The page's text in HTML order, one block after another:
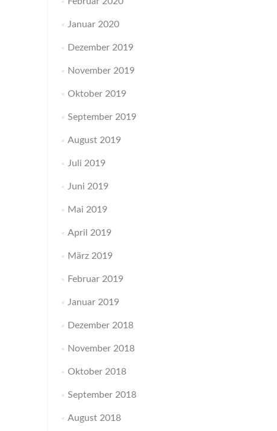
Januar 2020
Dezember 2019
November 2019
Oktober 2019
September 2019
August 2019
Juli 2019
Juni 2019
Mai 2019
April 2019
März 2019
Februar 2019
Januar 2019
Dezember 2018
November 2018
Oktober 2018
September 2018
August 2018